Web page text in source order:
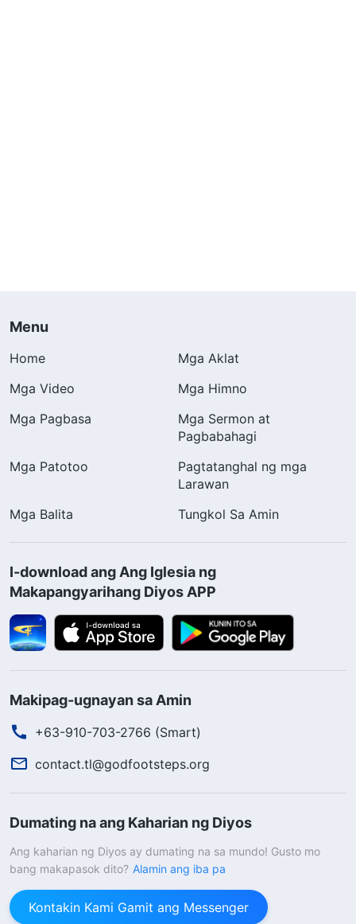
Menu
Home
Mga Aklat
Mga Video
Mga Himno
Mga Pagbasa
Mga Sermon at
Pagbabahagi
Mga Patotoo
Pagtatanghal ng mga
Larawan
Mga Balita
Tungkol Sa Amin
I-download ang Ang Iglesia ng
Makapangyarihang Diyos APP
Makipag-ugnayan sa Amin
+63-910-703-2766 (Smart)
contact.tl@godfootsteps.org
Dumating na ang Kaharian ng Diyos
Ang kaharian ng Diyos ay dumating na sa mundo! Gusto mo
bang makapasok dito? Alamin ang iba pa
Kontakin Kami Gamit ang Messenger